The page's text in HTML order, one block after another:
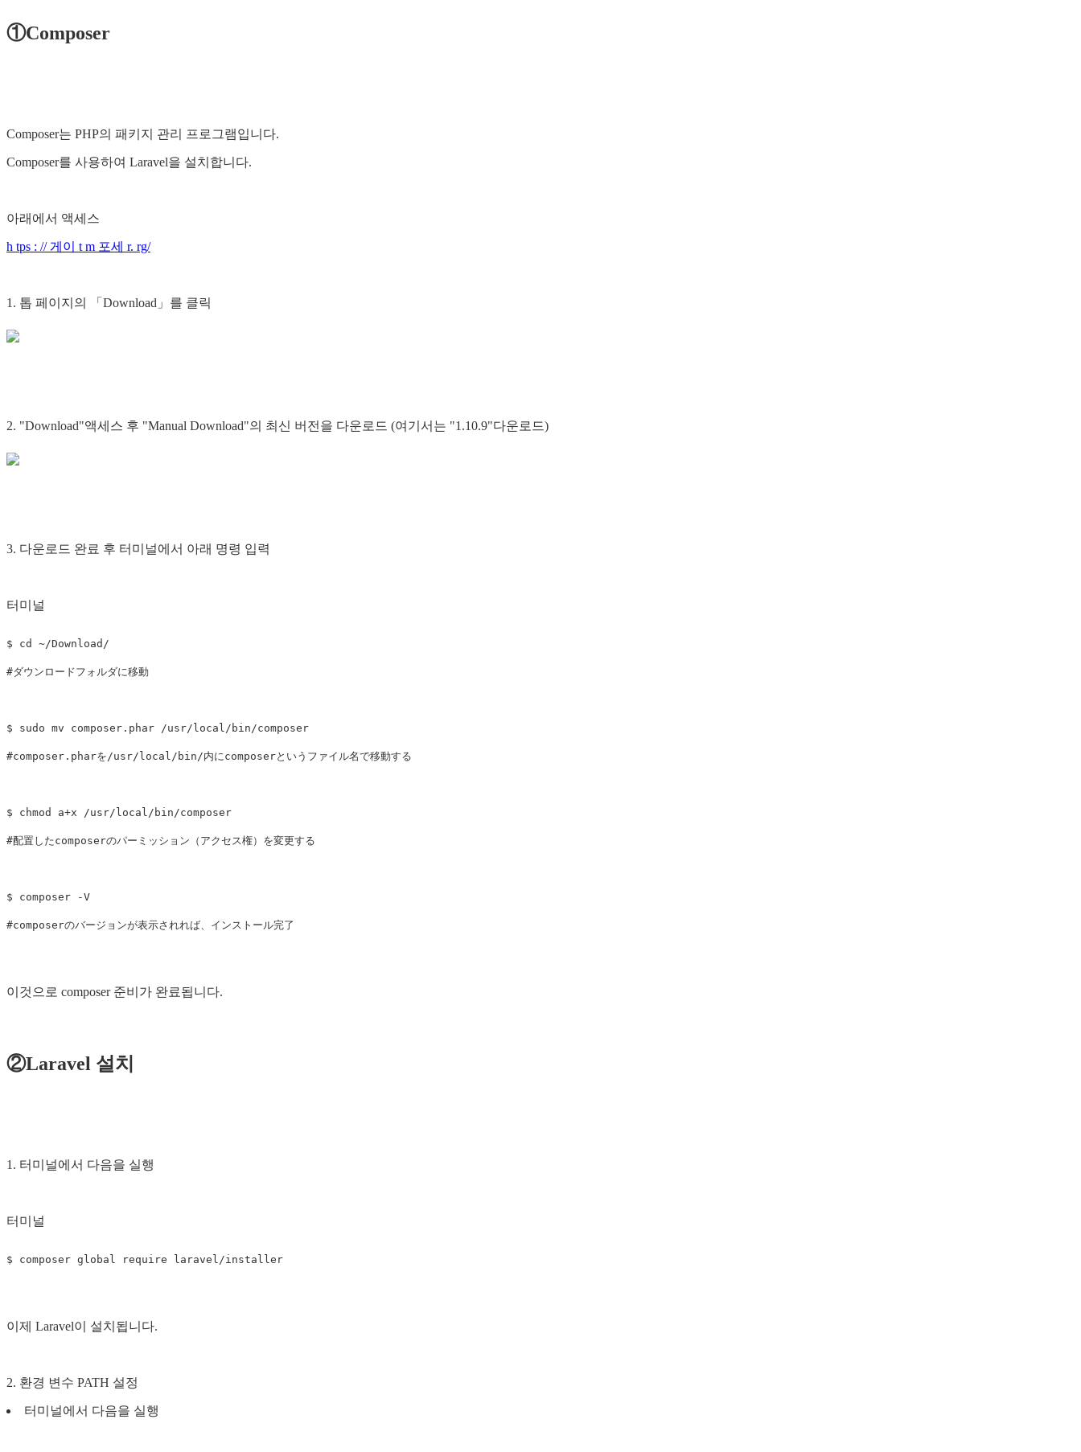
①Composer
Composer는 PHP의 패키지 관리 프로그램입니다.
Composer를 사용하여 Laravel을 설치합니다.
아래에서 액세스
h tps : // 게이 t m 포세 r. rg/
1. 톱 페이지의 「Download」를 클릭
2. "Download"액세스 후 "Manual Download"의 최신 버전을 다운로드 (여기서는 "1.10.9"다운로드)
3. 다운로드 완료 후 터미널에서 아래 명령 입력
터미널
$ cd
#
$ sudo mv
#
$ chmod
#
$ composer -V
#
이것으로 composer 준비가 완료됩니다.
②Laravel 설치
1. 터미널에서 다음을 실행
터미널
$
이제 Laravel이 설치됩니다.
2. 환경 변수 PATH 설정
터미널에서 다음을 실행